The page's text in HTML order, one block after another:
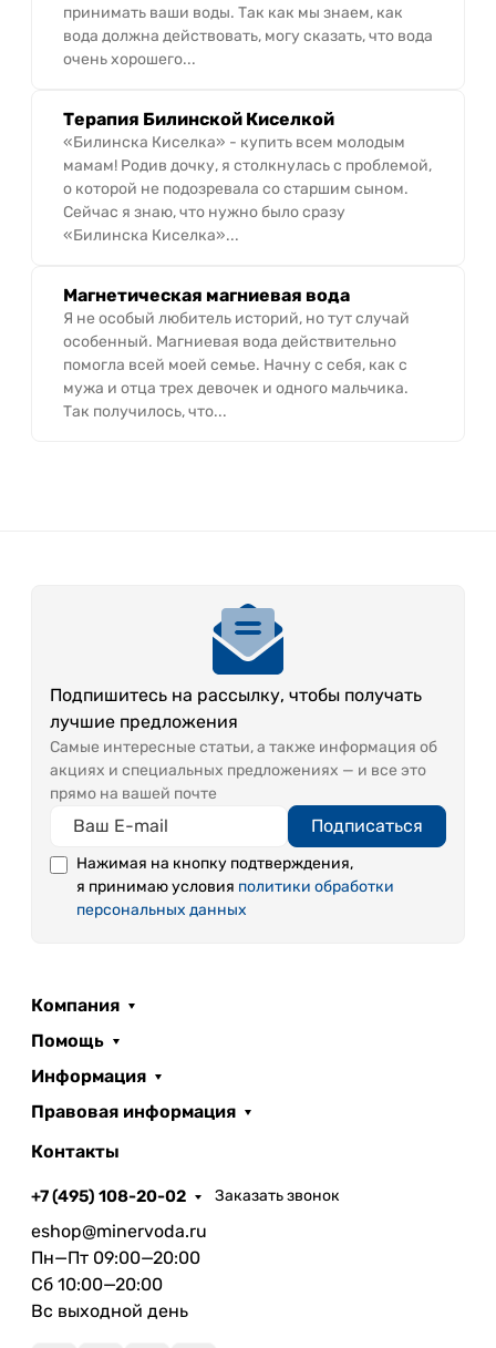
принимать ваши воды. Так как мы знаем, как
вода должна действовать, могу сказать, что вода
очень хорошего...
Терапия Билинской Киселкой
«Билинска Киселка» - купить всем молодым
мамам! Родив дочку, я столкнулась с проблемой,
о которой не подозревала со старшим сыном.
Сейчас я знаю, что нужно было сразу
«Билинска Киселка»...
Магнетическая магниевая вода
Я не особый любитель историй, но тут случай
особенный. Магниевая вода действительно
помогла всей моей семье. Начну с себя, как с
мужа и отца трех девочек и одного мальчика.
Так получилось, что...
Подпишитесь на рассылку, чтобы получать
лучшие предложения
Самые интересные статьи, а также информация об
акциях и специальных предложениях — и все это
прямо на вашей почте
Подписаться
Нажимая на кнопку подтверждения,
я принимаю условия политики обработки
персональных данных
Компания
Помощь
Информация
Правовая информация
Контакты
+7 (495) 108-20-02 Заказать звонок
eshop@minervoda.ru
Пн—Пт 09:00—20:00
Сб 10:00—20:00
Вс выходной день